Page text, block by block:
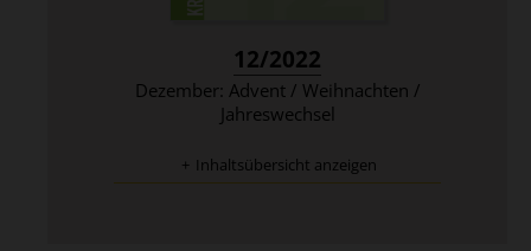
12/2022
Dezember: Advent / Weihnachten /
Jahreswechsel
Inhaltsübersicht anzeigen